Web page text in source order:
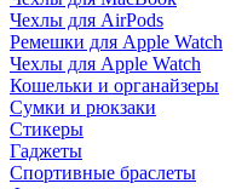
Чехлы для AirPods
Ремешки для Apple Watch
Чехлы для Apple Watch
Кошельки и органайзеры
Сумки и рюкзаки
Стикеры
Гаджеты
Спортивные браслеты